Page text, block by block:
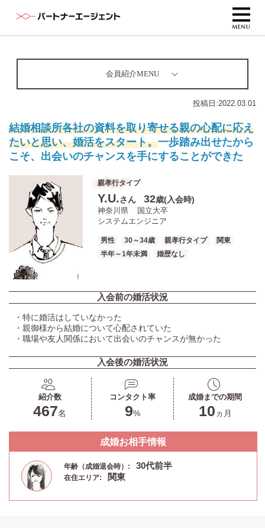
会員紹介MENU
投稿日:2022.03.01
結婚相談所各社の資料を取り寄せる親の心配に応え
たいと思い、婚活をスタート。一歩踏み出せたから
こそ、出会いのチャンスを手にすることができた
親孝行タイプ
Y.U.さん 32歳(入会時)
神奈川県
国立大卒
システムエンジニア
男性 30～34歳 親孝行タイプ
関東
半年～1年未満
婚歴なし
入会前の婚活状況
・特に婚活はしていなかった
・親御様から結婚について心配されていた
・職場や友人関係において出会いのチャンスが無かった
入会後の婚活状況
紹介数
467名
コンタクト率
9%
成婚までの期間
10 ヵ月
成婚お相手情報
年齢（成婚退会時）: 30代前半
在住エリア: 関東